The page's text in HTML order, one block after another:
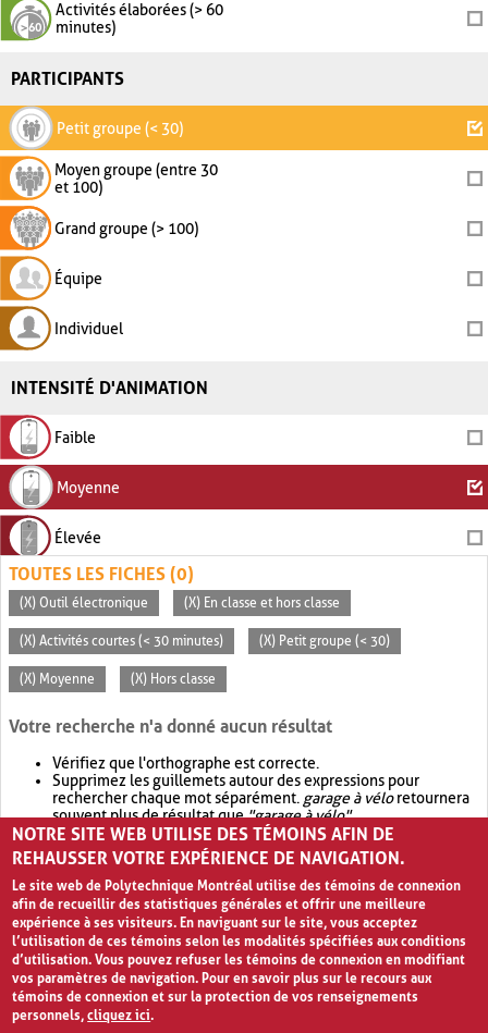
Activités élaborées (> 60
minutes)
PARTICIPANTS
Petit groupe (< 30)
Moyen groupe (entre 30
et 100)
Grand groupe (> 100)
Équipe
Individuel
INTENSITÉ D'ANIMATION
Faible
Moyenne
Élevée
TOUTES LES FICHES (0)
(X) Outil électronique (X) En classe et hors classe
(X) Activités courtes (< 30 minutes) (X) Petit groupe (< 30)
(X) Moyenne (X) Hors classe
Votre recherche n'a donné aucun résultat
Vérifiez que l'orthographe est correcte.
Supprimez les guillemets autour des expressions pour
rechercher chaque mot séparément. garage à véloretournera
souvent plus de résultat que"garage à vélo".
Envisagez d'élargir votre recherche avec OR.garage OR vélo
retournera souvent plus de résultat quegarage à vélo
NOTRE SITE WEB UTILISE DES TÉMOINS AFIN DE
REHAUSSER VOTRE EXPÉRIENCE DE NAVIGATION.
Le site web de Polytechnique Montréal utilise des témoins de connexion
afin de recueillir des statistiques générales et offrir une meilleure
expérience à ses visiteurs. En naviguant sur le site, vous acceptez
l’utilisation de ces témoins selon les modalités spécifiées aux conditions
d’utilisation. Vous pouvez refuser les témoins de connexion en modifiant
vos paramètres de navigation. Pour en savoir plus sur le recours aux
témoins de connexion et sur la protection de vos renseignements
personnels,cliquez ici.